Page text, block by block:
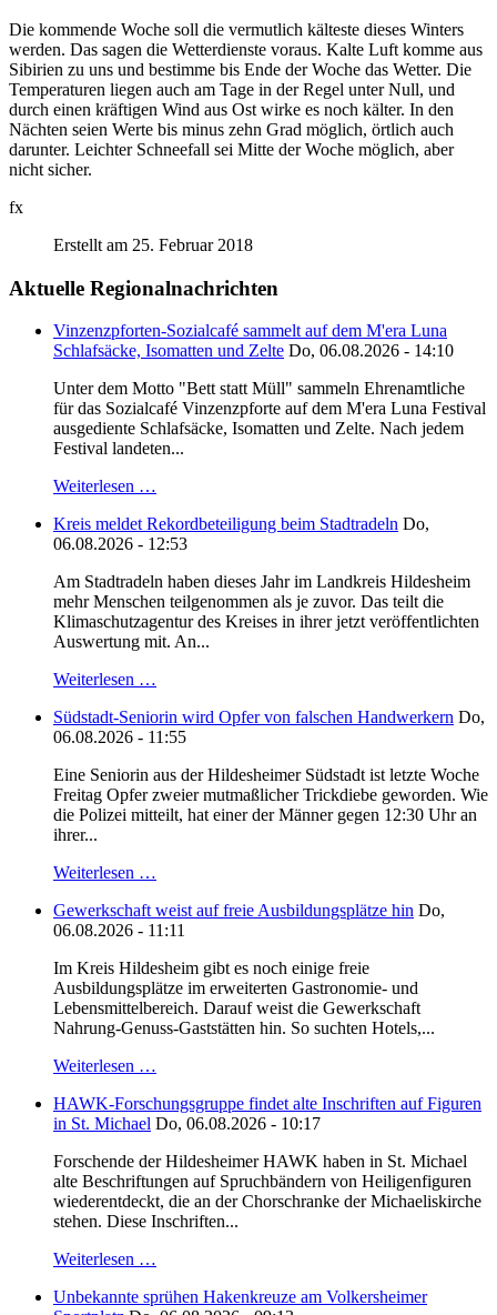
Die kommende Woche soll die vermutlich kälteste dieses Winters
werden. Das sagen die Wetterdienste voraus. Kalte Luft komme aus
Sibirien zu uns und bestimme bis Ende der Woche das Wetter. Die
Temperaturen liegen auch am Tage in der Regel unter Null, und
durch einen kräftigen Wind aus Ost wirke es noch kälter. In den
Nächten seien Werte bis minus zehn Grad möglich, örtlich auch
darunter. Leichter Schneefall sei Mitte der Woche möglich, aber
nicht sicher.
fx
Erstellt am 25. Februar 2018
Aktuelle Regionalnachrichten
Vinzenzpforten-Sozialcafé sammelt auf dem M'era Luna
Schlafsäcke, Isomatten und Zelte Do, 06.08.2026 - 14:10
Unter dem Motto "Bett statt Müll" sammeln Ehrenamtliche
für das Sozialcafé Vinzenzpforte auf dem M'era Luna Festival
ausgediente Schlafsäcke, Isomatten und Zelte. Nach jedem
Festival landeten...
Weiterlesen …
Kreis meldet Rekordbeteiligung beim Stadtradeln Do,
06.08.2026 - 12:53
Am Stadtradeln haben dieses Jahr im Landkreis Hildesheim
mehr Menschen teilgenommen als je zuvor. Das teilt die
Klimaschutzagentur des Kreises in ihrer jetzt veröffentlichten
Auswertung mit. An...
Weiterlesen …
Südstadt-Seniorin wird Opfer von falschen Handwerkern Do,
06.08.2026 - 11:55
Eine Seniorin aus der Hildesheimer Südstadt ist letzte Woche
Freitag Opfer zweier mutmaßlicher Trickdiebe geworden. Wie
die Polizei mitteilt, hat einer der Männer gegen 12:30 Uhr an
ihrer...
Weiterlesen …
Gewerkschaft weist auf freie Ausbildungsplätze hin Do,
06.08.2026 - 11:11
Im Kreis Hildesheim gibt es noch einige freie
Ausbildungsplätze im erweiterten Gastronomie- und
Lebensmittelbereich. Darauf weist die Gewerkschaft
Nahrung-Genuss-Gaststätten hin. So suchten Hotels,...
Weiterlesen …
HAWK-Forschungsgruppe findet alte Inschriften auf Figuren
in St. Michael Do, 06.08.2026 - 10:17
Forschende der Hildesheimer HAWK haben in St. Michael
alte Beschriftungen auf Spruchbändern von Heiligenfiguren
wiederentdeckt, die an der Chorschranke der Michaeliskirche
stehen. Diese Inschriften...
Weiterlesen …
Unbekannte sprühen Hakenkreuze am Volkersheimer